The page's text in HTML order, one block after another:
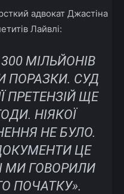
адвокат Джастіна
Лайвлі:
МІЛЬЙОНІВ
ПОРАЗКИ. СУД
ПРЕТЕНЗІЙ ЩЕ
НІЯКОЇ
НЕ БУЛО.
ЦЕ
МИ ГОВОРИЛИ
ПОЧАТКУ».